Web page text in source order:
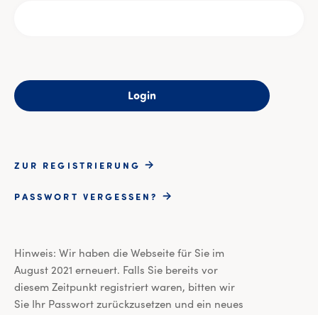
Login
ZUR REGISTRIERUNG
PASSWORT VERGESSEN?
Hinweis: Wir haben die Webseite für Sie im
August 2021 erneuert. Falls Sie bereits vor
diesem Zeitpunkt registriert waren, bitten wir
Sie Ihr Passwort zurückzusetzen und ein neues